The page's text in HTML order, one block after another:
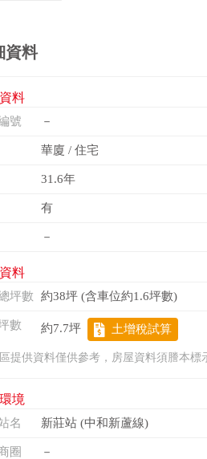
資料
料
號 －
華廈 / 住宅
31.6年
有
－
料
坪數 約38坪 (含車位約1.6坪數)
數 約7.7坪 土增稅試算
提供資料僅供參考，房屋資料須謄本標
境
名 新莊站 (中和新蘆線)
圈 －